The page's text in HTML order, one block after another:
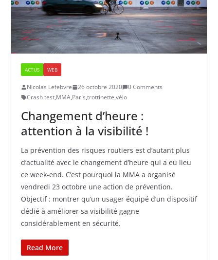
ACTUS WEB
Nicolas Lefebvre 26 octobre 2020
0 Comments
Crash test,MMA,Paris,trottinette,vélo
Changement d’heure :
attention à la visibilité !
La prévention des risques routiers est d’autant plus
d’actualité avec le changement d’heure qui a eu lieu
ce week-end. C’est pourquoi la MMA a organisé
vendredi 23 octobre une action de prévention.
Objectif : montrer qu’un usager équipé d’un dispositif
dédié à améliorer sa visibilité gagne
considérablement en sécurité.
Read More